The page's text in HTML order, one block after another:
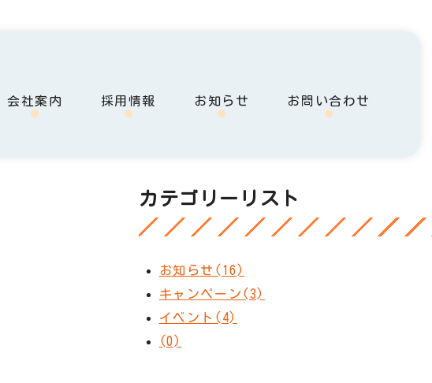
会社案内 採用情報 お知らせ お問い合わせ
カテゴリーリスト
お知らせ(16)
キャンペーン(3)
イベント(4)
(0)